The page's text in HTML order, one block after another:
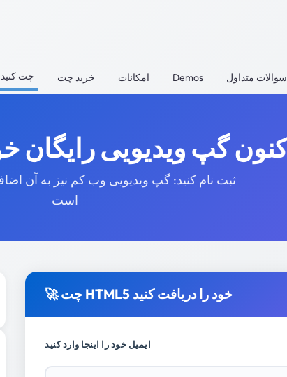
چت کنید خرید چت امکانات Demos سوالات متداول
است
🚀 چت HTML5 خود را دریافت کنید
ایمیل خود را اینجا وارد کنید